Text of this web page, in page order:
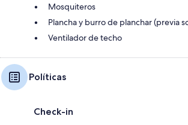
Mosquiteros
Plancha y burro de planchar (previa
Ventilador de techo
Políticas
Check-in